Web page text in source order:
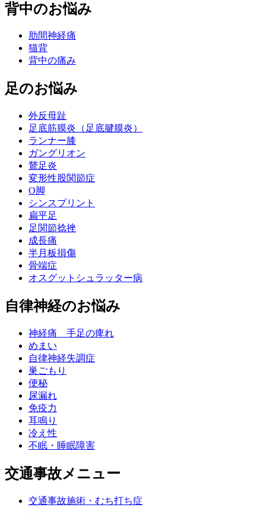
背中のお悩み
肋間神経痛
猫背
背中の痛み
足のお悩み
外反母趾
足底筋膜炎（足底腱膜炎）
ランナー膝
ガングリオン
鵞足炎
変形性股関節症
O脚
シンスプリント
扁平足
足関節捻挫
成長痛
半月板損傷
骨端症
オスグットシュラッター病
自律神経のお悩み
神経痛 手足の痺れ
めまい
自律神経失調症
巣ごもり
便秘
尿漏れ
免疫力
耳鳴り
冷え性
不眠・睡眠障害
交通事故メニュー
交通事故施術・むち打ち症